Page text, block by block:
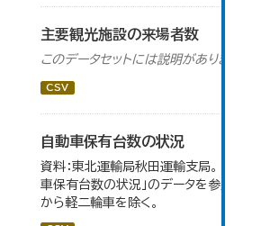
主要観光施設の来場者数
このデータセットには説明がありません
CSV
自動車保有台数の状況
資料：東北運輸局秋田運輸支局。 大仙市
車保有台数の状況」のデータを参照してい
から軽二輪車を除く。